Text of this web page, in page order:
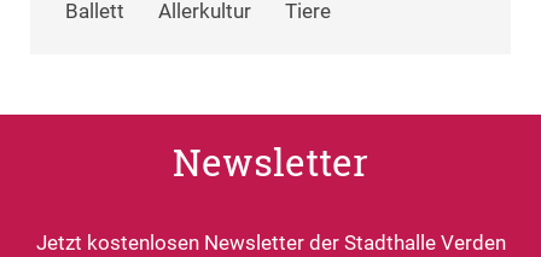
Ballett Allerkultur Tiere
Newsletter
Jetzt kostenlosen Newsletter der Stadthalle Verden